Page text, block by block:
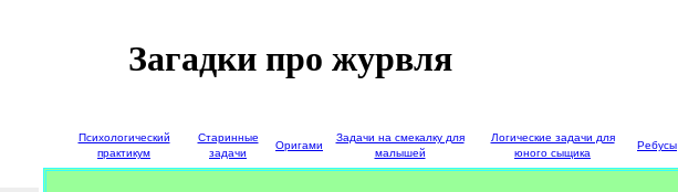
Загадки про журвля
Психологический
практикум
Старинные
задачи
Оригами
Задачи на смекалку для
малышей
Логические задачи для
юного сыщика
Ребусы